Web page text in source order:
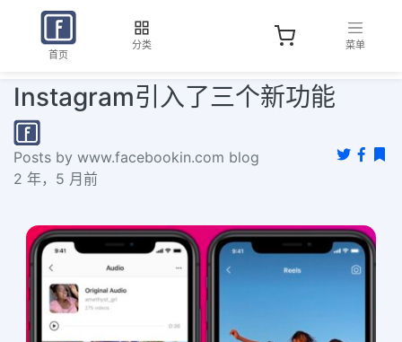
首页
分类 菜单
Instagram引入了三个新功能
Posts by www.facebookin.com blog
2 年，5 月前